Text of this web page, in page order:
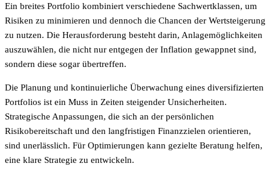
Ein breites Portfolio kombiniert verschiedene Sachwertklassen, um
Risiken zu minimieren und dennoch die Chancen der Wertsteigerung
zu nutzen. Die Herausforderung besteht darin, Anlagemöglichkeiten
auszuwählen, die nicht nur entgegen der Inflation gewappnet sind,
sondern diese sogar übertreffen.
Die Planung und kontinuierliche Überwachung eines diversifizierten
Portfolios ist ein Muss in Zeiten steigender Unsicherheiten.
Strategische Anpassungen, die sich an der persönlichen
Risikobereitschaft und den langfristigen Finanzzielen orientieren,
sind unerlässlich. Für Optimierungen kann gezielte Beratung helfen,
eine klare Strategie zu entwickeln.